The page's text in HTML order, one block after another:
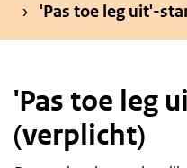
'Pas toe leg uit'-
'Pas toe leg
(verplicht)